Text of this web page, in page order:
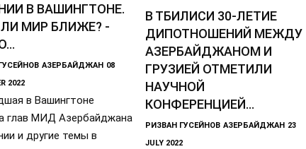
В ВАШИНГТОНЕ.
МИР БЛИЖЕ? -
АЗЕРБАЙДЖАН 08
2022
в Вашингтоне
глав МИД Азербайджана
и другие темы в
В ТБИЛИСИ 30-ЛЕТИЕ
ДИПОТНОШЕНИЙ МЕЖДУ
АЗЕРБАЙДЖАНОМ И
ГРУЗИЕЙ ОТМЕТИЛИ
НАУЧНОЙ
КОНФЕРЕНЦИЕЙ...
РИЗВАН ГУСЕЙНОВ АЗЕРБАЙДЖАН 23
JULY 2022